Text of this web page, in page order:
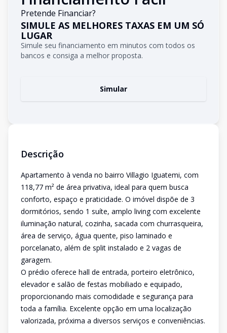
Pretende Financiar?
SIMULE AS MELHORES TAXAS EM UM SÓ
LUGAR
Simule seu financiamento em minutos com todos os
bancos e consiga a melhor proposta.
Simular
Descrição
Apartamento à venda no bairro Villagio Iguatemi, com
118,77 m² de área privativa, ideal para quem busca
conforto, espaço e praticidade. O imóvel dispõe de 3
dormitórios, sendo 1 suíte, amplo living com excelente
iluminação natural, cozinha, sacada com churrasqueira,
área de serviço, água quente, piso laminado e
porcelanato, além de split instalado e 2 vagas de
garagem.
O prédio oferece hall de entrada, porteiro eletrônico,
elevador e salão de festas mobiliado e equipado,
proporcionando mais comodidade e segurança para
toda a família. Excelente opção em uma localização
valorizada, próxima a diversos serviços e conveniências.